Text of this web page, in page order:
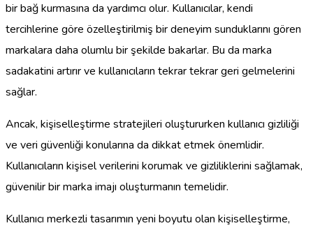
bir bağ kurmasına da yardımcı olur. Kullanıcılar, kendi
tercihlerine göre özelleştirilmiş bir deneyim sunduklarını gören
markalara daha olumlu bir şekilde bakarlar. Bu da marka
sadakatini artırır ve kullanıcıların tekrar tekrar geri gelmelerini
sağlar.
Ancak, kişiselleştirme stratejileri oluştururken kullanıcı gizliliği
ve veri güvenliği konularına da dikkat etmek önemlidir.
Kullanıcıların kişisel verilerini korumak ve gizliliklerini sağlamak,
güvenilir bir marka imajı oluşturmanın temelidir.
Kullanıcı merkezli tasarımın yeni boyutu olan kişiselleştirme,